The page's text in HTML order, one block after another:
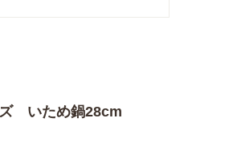
いため鍋28cm